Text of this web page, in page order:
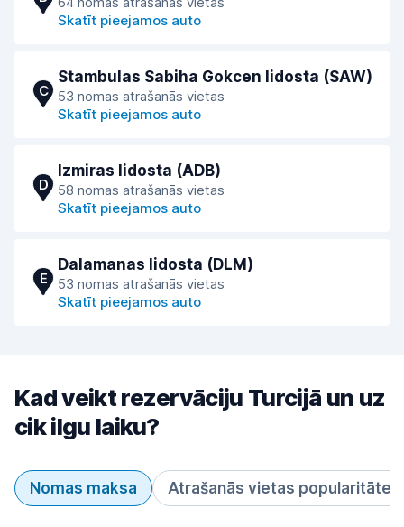
Skatīt pieejamos auto
C
Stambulas Sabiha Gokcen lidosta (SAW)
53 nomas atrašanās vietas
Skatīt pieejamos auto
D
Izmiras lidosta (ADB)
58 nomas atrašanās vietas
Skatīt pieejamos auto
E
Dalamanas lidosta (DLM)
53 nomas atrašanās vietas
Skatīt pieejamos auto
Kad veikt rezervāciju Turcijā un uz
cik ilgu laiku?
Nomas maksa Atrašanās vietas popularitāte